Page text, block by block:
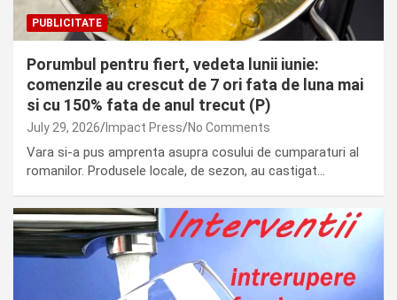
PUBLICITATE
Porumbul pentru fiert, vedeta lunii iunie:
comenzile au crescut de 7 ori fata de luna mai
si cu 150% fata de anul trecut (P)
July 29, 2026 Impact Press No Comments
Vara si-a pus amprenta asupra cosului de cumparaturi al
romanilor. Produsele locale, de sezon, au castigat…